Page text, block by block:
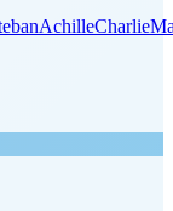
AchilleCharlie